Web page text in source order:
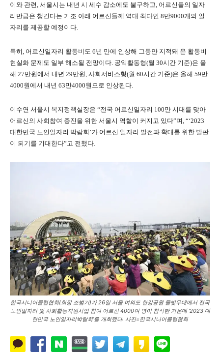
이와 관련, 서울시는 내년 시 세수 감소에도 불구하고, 어르신들의 일자
리만큼은 챙긴다는 기조 아래 어르신들께 역대 최다인 8만9000개의 일
자리를 제공할 예정이다.
특히, 어르신일자리 활동비도 6년 만에 인상해 그동안 지적돼 온 활동비
현실화 문제도 일부 해소될 전망이다. 공익활동형(월 30시간 기준)은 올
해 27만원에서 내년 29만원, 사회서비스형(월 60시간 기준)은 올해 59만
4000원에서 내년 63만4000원으로 인상된다.
이수연 서울시 복지정책실장은 “전국 어르신일자리 100만 시대를 맞아
어르신의 사회참여 증진을 위한 서울시 역할이 커지고 있다”며, “‘2023
대한민국 노인일자리 박람회’가 어르신 일자리 발전과 확대를 위한 발판
이 되기를 기대한다”고 전했다.
한국시니어클럽협회(회장 조범기)가 26일 서울 여의도 한강공원 물빛무대에서 전국
노인일자리 및 사회활동지원사업 참여 어르신 4000여 명이 참석한 가운데 ‘2023 대
한민국 노인일자리박람회’를 개최했다. 사진=한국시니어클럽협회